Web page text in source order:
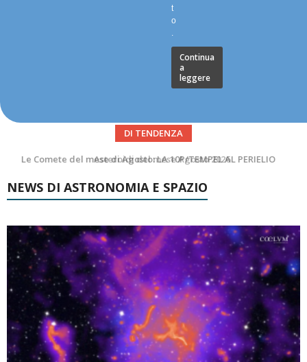
t
o
.
Continua
a
leggere
DI TENDENZA
Asteroidi del mese Agosto 2026
NEWS DI ASTRONOMIA E SPAZIO